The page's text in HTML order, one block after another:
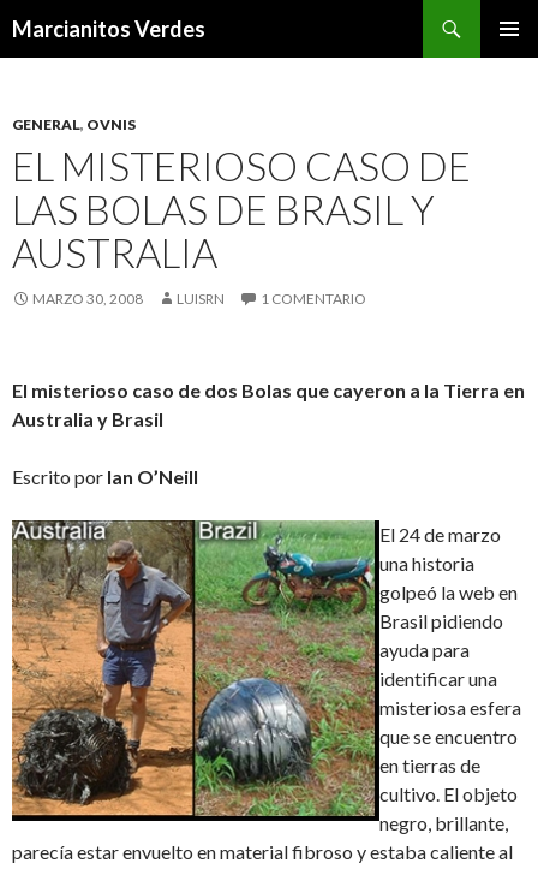
Marcianitos Verdes
GENERAL, OVNIS
EL MISTERIOSO CASO DE
LAS BOLAS DE BRASIL Y
AUSTRALIA
MARZO 30, 2008 LUISRN 1 COMENTARIO
El misterioso caso de dos Bolas que cayeron a la Tierra en
Australia y Brasil
Escrito por Ian O’Neill
El 24 de marzo
una historia
golpeó la web en
Brasil pidiendo
ayuda para
identificar una
misteriosa esfera
que se encuentro
en tierras de
cultivo. El objeto
negro, brillante,
parecía estar envuelto en material fibroso y estaba caliente al